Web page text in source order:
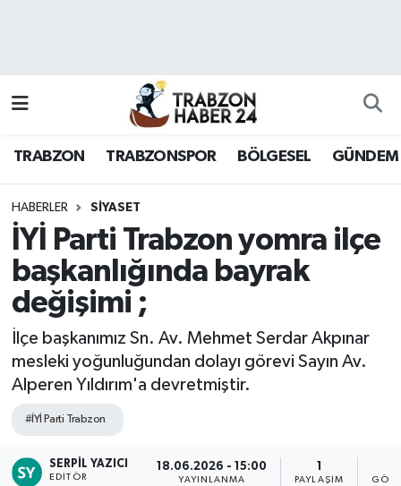
TRABZON TRABZONSPOR BÖLGESEL GÜNDEM
HABERLER SİYASET
İYİ Parti Trabzon yomra ilçe
başkanlığında bayrak
değişimi ;
İlçe başkanımız Sn. Av. Mehmet Serdar Akpınar
mesleki yoğunluğundan dolayı görevi Sayın Av.
Alperen Yıldırım'a devretmiştir.
#İYİ Parti Trabzon
SERPIL YAZICI
EDITÖR
18.06.2026 - 15:00
YAYINLANMA
1
PAYLAŞIM
Hava Durumu
Namaz Vakitleri
Trafik Durumu
Süper Lig Puan Durumu ve Fikstür
Tüm Manşetler
Son Dakika Haberleri
Haber Arşivi